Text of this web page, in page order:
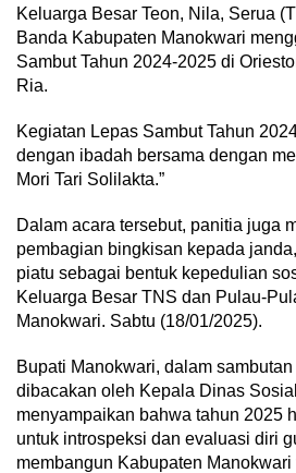
Keluarga Besar Teon, Nila, Serua
Banda Kabupaten Manokwari
Sambut Tahun 2024-2025 di
Ria.
Kegiatan Lepas Sambut Tahun
dengan ibadah bersama dengan
Mori Tari Solilakta.”
Dalam acara tersebut, panitia juga
pembagian bingkisan kepada
piatu sebagai bentuk kepedulian
Keluarga Besar TNS dan Pulau-
Manokwari. Sabtu (18/01/2025).
Bupati Manokwari, dalam
dibacakan oleh Kepala Dinas
menyampaikan bahwa tahun 2025
untuk introspeksi dan evaluasi diri
membangun Kabupaten